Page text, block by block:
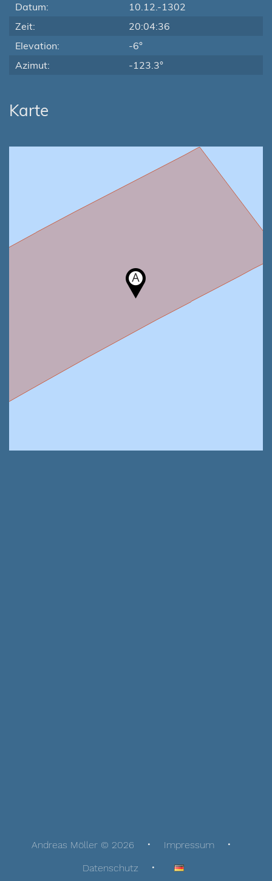
Datum:
10.12.-1302
Zeit:
20:04:36
Elevation:
-6°
Azimut:
-123.3°
Karte
Andreas Möller © 2026
Impressum
Datenschutz